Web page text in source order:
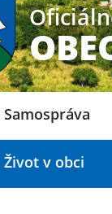
Samospráva
Život v obci